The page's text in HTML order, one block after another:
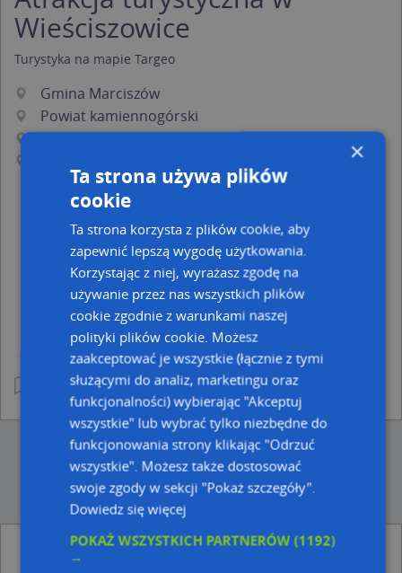
Wieściszowice
Turystyka na mapie Targeo
Gmina Marciszów
Powiat kamiennogórski
Województwo dolnośląskie
Ciekawe miejsce
Fontanna
Fortyfikacja
Linia Mołotowa
Stanowisko armaty
Inne szczyty
Pałac, Dwór
Pomnik, Obelisk, Tablica pamiątkowa
Punkt widokowy
Szczyt
UNESCO - Lista Światowego Dziedzictwa
Jaskinia
Kolej linowa
Kolejnictwo
Latarnia lotnicza
Latarnia morska
Miejsce filmowe
Przecięcie południka i równoleżnika
Punkty z kategorii Atrakcja turystyczna w
miejscowości Wieściszowice i okolicach
×
Ta strona używa plików
cookie
Ta strona korzysta z plików cookie, aby
zapewnić lepszą wygodę użytkowania.
Korzystając z niej, wyrażasz zgodę na
używanie przez nas wszystkich plików
cookie zgodnie z warunkami naszej
polityki plików cookie. Możesz
zaakceptować je wszystkie (łącznie z tymi
służącymi do analiz, marketingu oraz
funkcjonalności) wybierając "Akceptuj
wszystkie" lub wybrać tylko niezbędne do
funkcjonowania strony klikając "Odrzuć
wszystkie". Możesz także dostosować
swoje zgody w sekcji "Pokaż szczegóły".
Dowiedz się więcej
POKAŻ WSZYSTKICH PARTNERÓW(1192)
→